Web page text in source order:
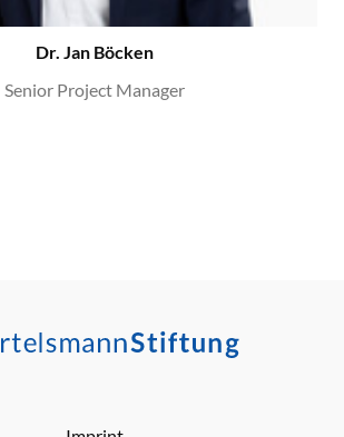
Dr. Jan Böcken
Senior Project Manager